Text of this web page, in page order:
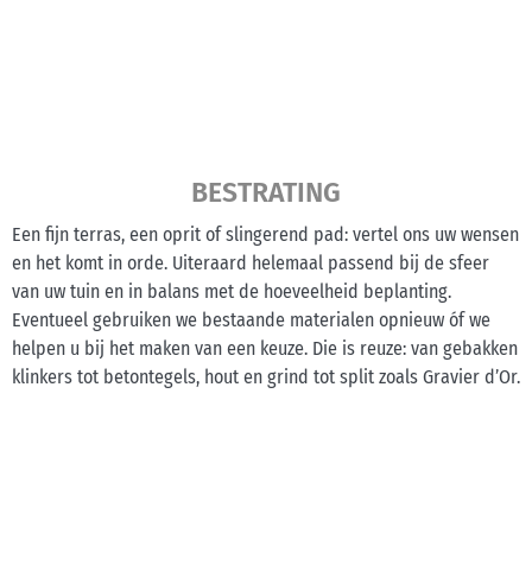
BESTRATING
Een fijn terras, een oprit of slingerend pad: vertel ons uw wensen
en het komt in orde. Uiteraard helemaal passend bij de sfeer
van uw tuin en in balans met de hoeveelheid beplanting.
Eventueel gebruiken we bestaande materialen opnieuw óf we
helpen u bij het maken van een keuze. Die is reuze: van gebakken
klinkers tot betontegels, hout en grind tot split zoals Gravier d’Or.